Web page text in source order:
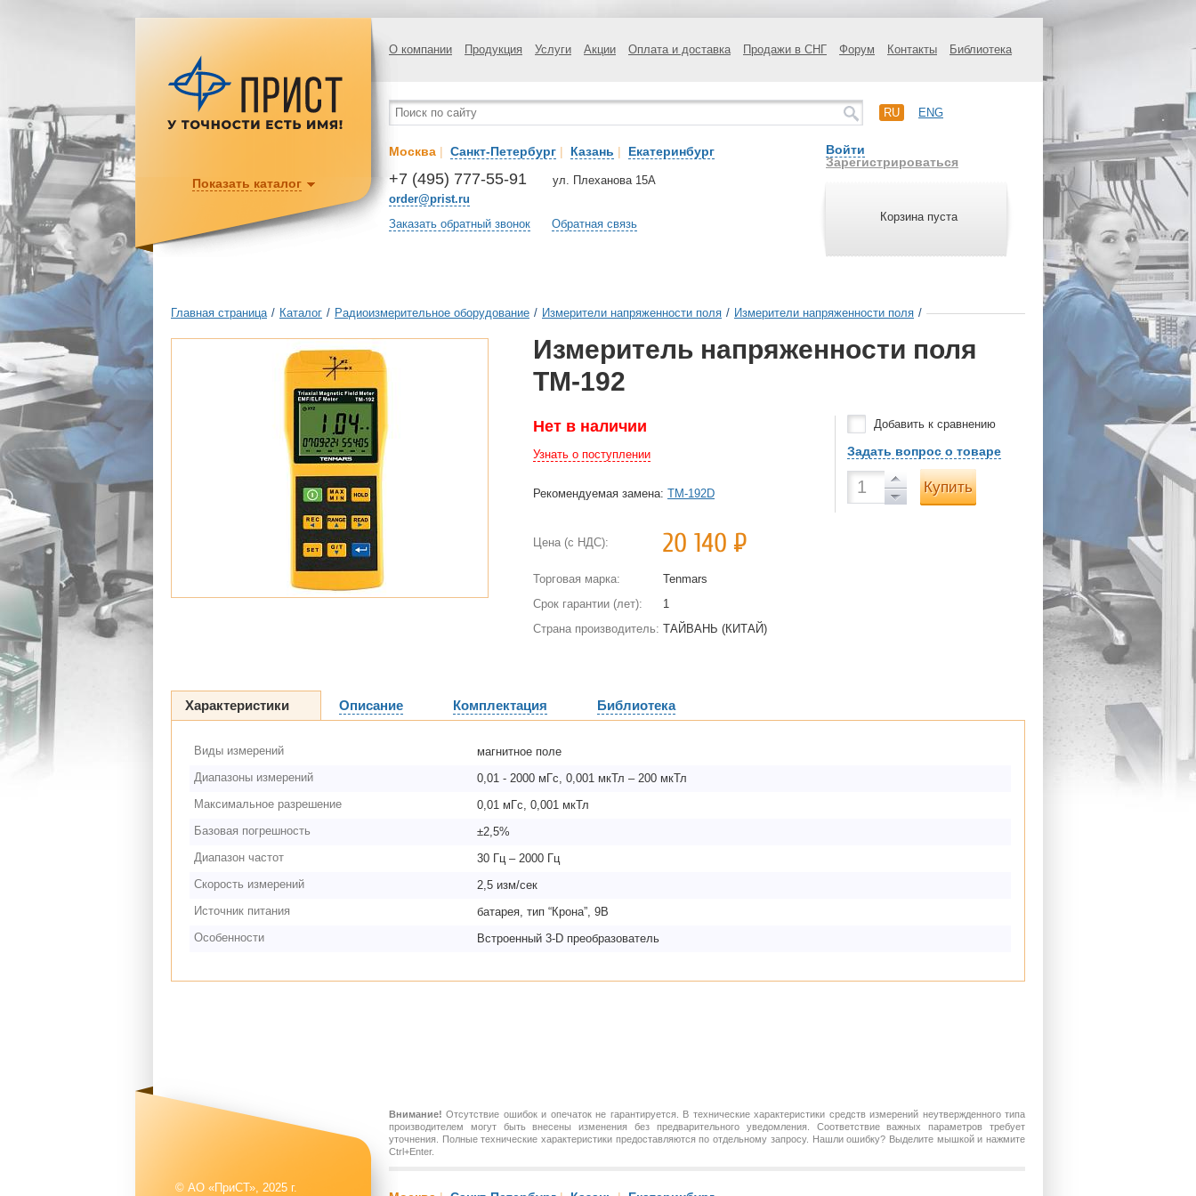
О компании Продукция Услуги Акции Оплата и доставка Продажи в СНГ Форум Контакты Библиотека
RU ENG
Москва | Санкт-Петербург | Казань | Екатеринбург
+7 (495) 777-55-91
order@prist.ru
ул. Плеханова 15А
Заказать обратный звонок Обратная связь
Войти
Зарегистрироваться
Корзина пуста
Показать каталог
Главная страница / Каталог / Радиоизмерительное оборудование / Измерители напряженности поля / Измерители напряженности поля /
Измеритель напряженности поля
TM-192
Нет в наличии
Узнать о поступлении
Рекомендуемая замена: TM-192D
Цена (с НДС): 20 140 Р
Торговая марка:
Tenmars
Срок гарантии (лет):
1
Страна производитель: ТАЙВАНЬ (КИТАЙ)
Добавить к сравнению
Задать вопрос о товаре
Купить
Характеристики Описание Комплектация Библиотека
Виды измерений
магнитное поле
Диапазоны измерений
0,01 - 2000 мГс, 0,001 мкТл – 200 мкТл
Максимальное разрешение
0,01 мГс, 0,001 мкТл
Базовая погрешность
±2,5%
Диапазон частот
30 Гц – 2000 Гц
Скорость измерений
2,5 изм/сек
Источник питания
батарея, тип “Крона”, 9В
Особенности
Встроенный 3-D преобразователь
Внимание! Отсутствие ошибок и опечаток не гарантируется. В технические характеристики средств измерений неутвержденного типа
производителем могут быть внесены изменения без предварительного уведомления. Соответствие важных параметров требует
уточнения. Полные технические характеристики предоставляются по отдельному запросу. Нашли ошибку? Выделите мышкой и нажмите
Ctrl+Enter.
© АО «ПриСТ», 2025 г.